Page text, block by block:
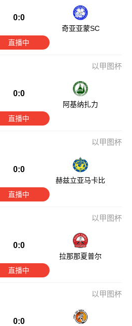
0:0
奇亚亚蒙SC
直播中
以甲图杯
0:0
阿基纳扎力
直播中
以甲图杯
0:0
赫兹立亚马卡比
直播中
以甲图杯
0:0
拉那那夏普尔
直播中
以甲图杯
0:0